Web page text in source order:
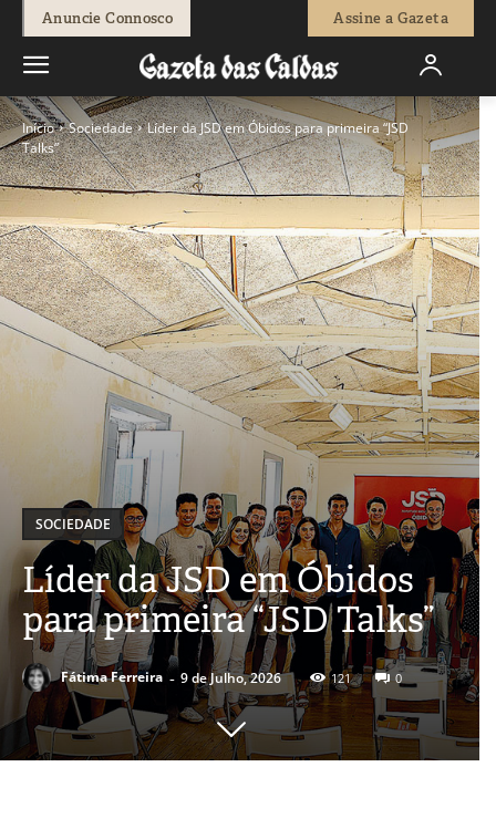
Anuncie Connosco Assine a Gazeta
Início Sociedade
Líder da JSD em Óbidos para primeira “JSD
Talks”
SOCIEDADE
Líder da JSD em Óbidos
para primeira “JSD Talks”
Fátima Ferreira - 9 de Julho, 2026 121 0